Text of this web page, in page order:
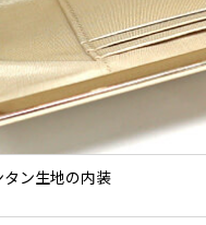
ン生地の内装